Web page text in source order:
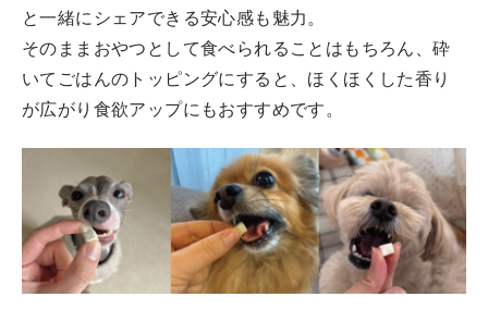
と一緒にシェアできる安心感も魅力。
そのままおやつとして食べられることはもちろん、砕
いてごはんのトッピングにすると、ほくほくした香り
が広がり食欲アップにもおすすめです。